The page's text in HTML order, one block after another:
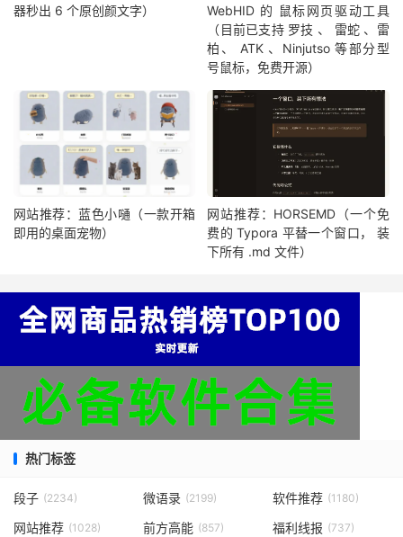
器秒出 6 个原创颜文字）
WebHID 的 鼠标网页驱动工具
（目前已支持 罗技 、 雷蛇 、雷
柏、 ATK 、Ninjutso 等部分型
号鼠标，免费开源）
网站推荐：蓝色小嗵（一款开箱
即用的桌面宠物）
网站推荐：HORSEMD（一个免
费的 Typora 平替一个窗口， 装
下所有 .md 文件）
热门标签
段子 (2234) 微语录 (2199) 软件推荐 (1180)
网站推荐 (1028) 前方高能 (857) 福利线报 (737)